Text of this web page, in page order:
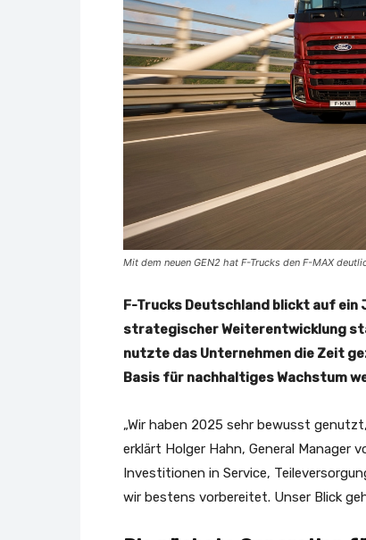
Mit dem neuen GEN2 hat F-Trucks den F-MAX
F-Trucks Deutschland blickt auf
strategischer Weiterentwicklung
nutzte das Unternehmen die Zeit
Basis für nachhaltiges Wachstum
„Wir haben 2025 sehr bewusst
erklärt Holger Hahn, General Manager
Investitionen in Service,
wir bestens vorbereitet. Unser Blick